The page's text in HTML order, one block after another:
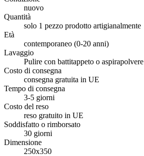
nuovo
Quantità
solo 1 pezzo prodotto artigianalmente
Età
contemporaneo (0-20 anni)
Lavaggio
Pulire con battitappeto o aspirapolvere
Costo di consegna
consegna gratuita in UE
Tempo di consegna
3-5 giorni
Costo del reso
reso gratuito in UE
Soddisfatto o rimborsato
30 giorni
Dimensione
250x350